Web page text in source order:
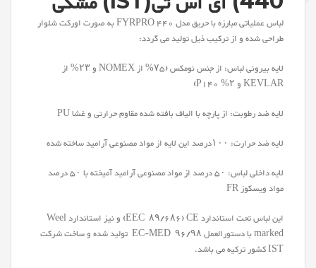
لباس عملیاتی مبارزه با حریق مدل FYRPRO 440 به صورت اورکت شلوار
طراحی شده و از ترکیب ذیل تولید می گردد:
لایه بیرونی لباس: از جنس نومکس (۷۵% از NOMEX و ۲۳% از
KEVLAR و ۲% P140)
لایه ضد رطوبت: از پارچه با الیاف بافته شده مقاوم حرارتی و غشا PU
لایه ضد حرارت: ۱۰۰درصد این لایه از مواد مصنوعی آرامید ساخته شده
لایه داخلی لباس: ۵۰ درصد از مواد مصنوعی آرامید آمیخته با ۵۰ درصد
مواد ویسکوز FR
این لباس تحت استاندارد EEC ۸۹/۶۸۶) CE) و نیز استاندارد Weel
marked با دستورالعمل EC-MED ۹۶/۹۸ تولید شده و ساخت شرکت
IST کشور ترکیه می باشد.